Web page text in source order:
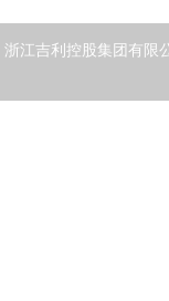
浙江吉利控股集团有限